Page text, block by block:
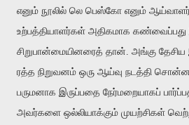
எனும் நூலில் லெ பெஸ்கோ எனும்
உற்பத்தியாளர்கள் அதிகமாக
சிறுபான்மையினரைத் தான். அங்கு
ரத்த நிறுவனம் ஒரு ஆய்வு நடத்தி
பருமனாக இருப்பதை நேர்மறையாகப்
அவர்களை ஒல்லியாக்கும் முயற்சிகள்